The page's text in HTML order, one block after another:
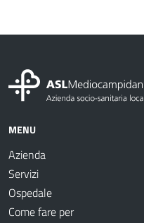
MENU
Azienda
Servizi
Ospedale
Come fare per